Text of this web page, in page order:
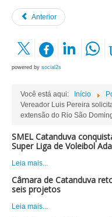
Anterior
powered by social2s
Você está aqui: Início
Vereador Luis Pereira
extensão do Rio São
SMEL Catanduva
Super Liga de Voleibol
Leia mais...
Câmara de Catanduva
seis projetos
Leia mais...